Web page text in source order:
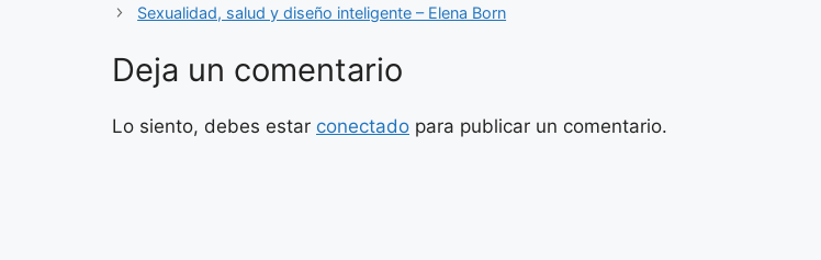
Sexualidad, salud y diseño inteligente – Elena Born
Deja un comentario
Lo siento, debes estar conectado para publicar un comentario.